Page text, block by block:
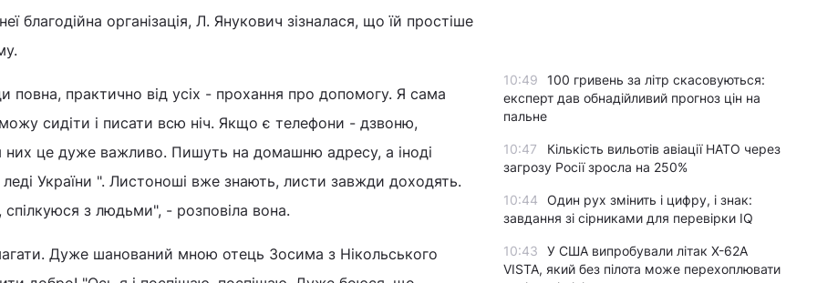
благодійна організація, Л. Янукович зізналася, що їй простіше
повна, практично від усіх - прохання про допомогу. Я сама
сидіти і писати всю ніч. Якщо є телефони - дзвоню,
це дуже важливо. Пишуть на домашню адресу, а іноді
України ". Листоноші вже знають, листи завжди доходять.
з людьми", - розповіла вона.
Дуже шанований мною отець Зосима з Нікольського
10:49
100 гривень за літр скасовуються:
експерт дав обнадійливий прогноз цін на
пальне
10:47
Кількість вильотів авіації НАТО через
загрозу Росії зросла на 250%
10:44
Один рух змінить і цифру, і знак:
завдання зі сірниками для перевірки IQ
10:43
У США випробували літак X-62A
VISTA, який без пілота може перехоплювати